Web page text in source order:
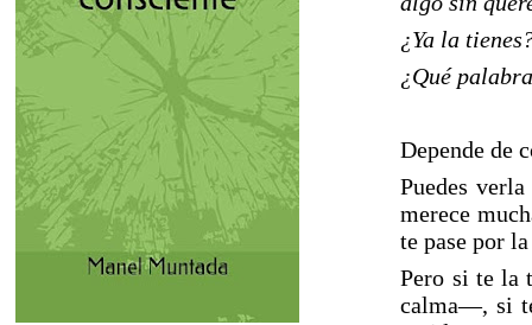
¿Ya la
¿Qué
Depende de
Puedes
merece
te pase por
Pero si te la
calma—, si